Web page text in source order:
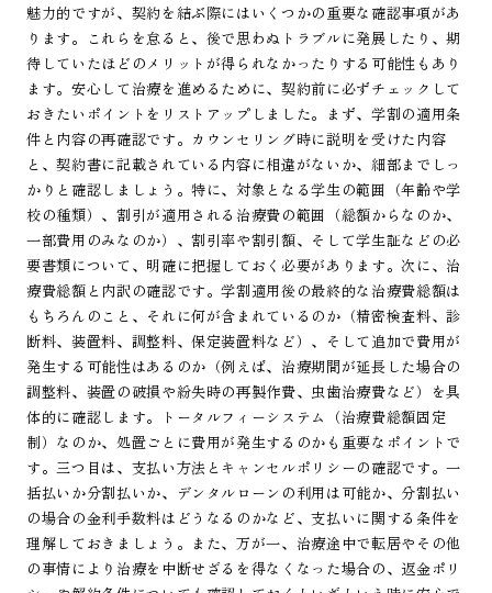
魅力的ですが、契約を結ぶ際にはいくつかの重要な確認事項があ
ります。これらを怠ると、後で思わぬトラブルに発展したり、期
待していたほどのメリットが得られなかったりする可能性もあり
ます。安心して治療を進めるために、契約前に必ずチェックして
おきたいポイントをリストアップしました。まず、学割の適用条
件と内容の再確認です。カウンセリング時に説明を受けた内容
と、契約書に記載されている内容に相違がないか、細部までしっ
かりと確認しましょう。特に、対象となる学生の範囲（年齢や学
校の種類）、割引が適用される治療費の範囲（総額からなのか、
一部費用のみなのか）、割引率や割引額、そして学生証などの必
要書類について、明確に把握しておく必要があります。次に、治
療費総額と内訳の確認です。学割適用後の最終的な治療費総額は
もちろんのこと、それに何が含まれているのか（精密検査料、診
断料、装置料、調整料、保定装置料など）、そして追加で費用が
発生する可能性はあるのか（例えば、治療期間が延長した場合の
調整料、装置の破損や紛失時の再製作費、虫歯治療費など）を具
体的に確認します。トータルフィーシステム（治療費総額固定
制）なのか、処置ごとに費用が発生するのかも重要なポイントで
す。三つ目は、支払い方法とキャンセルポリシーの確認です。一
括払いか分割払いか、デンタルローンの利用は可能か、分割払い
の場合の金利手数料はどうなるのかなど、支払いに関する条件を
理解しておきましょう。また、万が一、治療途中で転居やその他
の事情により治療を中断せざるを得なくなった場合の、返金ポリ